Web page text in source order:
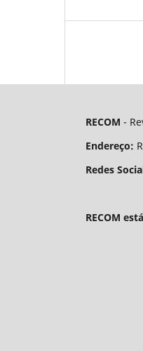
RECOM -
Endereço:
Redes
RECOM